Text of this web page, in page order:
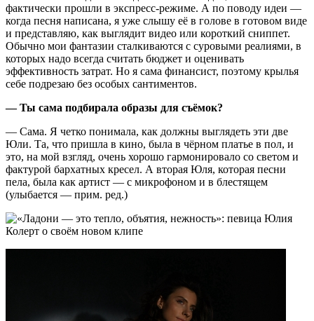
фактически прошли в экспресс-режиме. А по поводу идеи —
когда песня написана, я уже слышу её в голове в готовом виде
и представляю, как выглядит видео или короткий сниппет.
Обычно мои фантазии сталкиваются с суровыми реалиями, в
которых надо всегда считать бюджет и оценивать
эффективность затрат. Но я сама финансист, поэтому крылья
себе подрезаю без особых сантиментов.
— Ты сама подбирала образы для съёмок?
— Сама. Я четко понимала, как должны выглядеть эти две
Юли. Та, что пришла в кино, была в чёрном платье в пол, и
это, на мой взгляд, очень хорошо гармонировало со светом и
фактурой бархатных кресел. А вторая Юля, которая песни
пела, была как артист — с микрофоном и в блестящем
(улыбается — прим. ред.)